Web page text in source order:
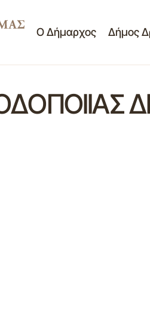
Ο Δήμαρχος Δήμος